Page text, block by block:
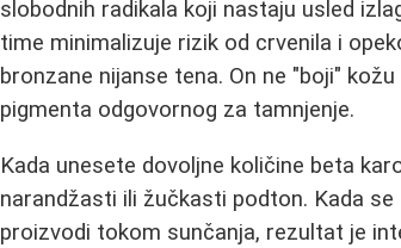
slobodnih radikala koji nastaju usled
time minimalizuje rizik od crvenila i
bronzane nijanse tena. On ne "boji"
pigmenta odgovornog za tamnjenje.
Kada unesete dovoljne količine beta
narandžasti ili žučkasti podton. Kada
proizvodi tokom sunčanja, rezultat je